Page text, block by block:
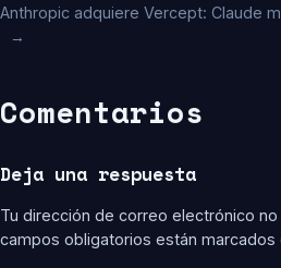
Anthropic adquiere Vercept: Claude
→
Comentarios
Deja una respuesta
Tu dirección de correo electrónico
campos obligatorios están marcados